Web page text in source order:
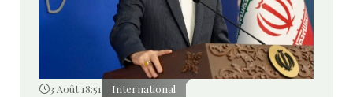
3 Août 18:51 International